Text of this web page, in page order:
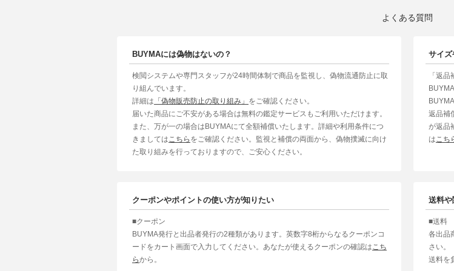
よくある質問
BUYMAには偽物はないの？
検閲システムや専門スタッフが24時間体制で商品を監視し、偽物流通防止に取
り組んでいます。
詳細は 「偽物販売防止の取り組み」 をご確認ください。
届いた商品にご不安がある場合は無料の鑑定サービスもご利用いただけます。
また、万が一の場合はBUYMAにて全額補償いたします。詳細や利用条件につ
きましては こちら をご確認ください。監視と補償の両面から、偽物撲滅に向け
た取り組みを行っておりますので、ご安心ください。
サイズ
「返
返品補
が返品
は こち
クーポンやポイントの使い方が知りたい
■クーポン
BUYMA発行と出品者発行の2種類があります。英数字8桁からなるクーポンコ
ードをカート画面で入力してください。あなたが使えるクーポンの確認は こち
らから。
送料や
■送料
各出品
さい。
送料を